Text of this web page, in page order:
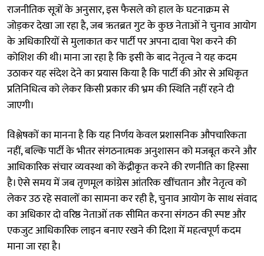
राजनीतिक सूत्रों के अनुसार, इस फैसले को हाल के घटनाक्रम से
जोड़कर देखा जा रहा है, जब ऋतब्रत गुट के कुछ नेताओं ने चुनाव आयोग
के अधिकारियों से मुलाकात कर पार्टी पर अपना दावा पेश करने की
कोशिश की थी। माना जा रहा है कि इसी के बाद नेतृत्व ने यह कदम
उठाकर यह संदेश देने का प्रयास किया है कि पार्टी की ओर से अधिकृत
प्रतिनिधित्व को लेकर किसी प्रकार की भ्रम की स्थिति नहीं रहने दी
जाएगी।
विश्लेषकों का मानना है कि यह निर्णय केवल प्रशासनिक औपचारिकता
नहीं, बल्कि पार्टी के भीतर संगठनात्मक अनुशासन को मजबूत करने और
आधिकारिक संचार व्यवस्था को केंद्रीकृत करने की रणनीति का हिस्सा
है। ऐसे समय में जब तृणमूल कांग्रेस आंतरिक खींचतान और नेतृत्व को
लेकर उठ रहे सवालों का सामना कर रही है, चुनाव आयोग के साथ संवाद
का अधिकार दो वरिष्ठ नेताओं तक सीमित करना संगठन की स्पष्ट और
एकजुट आधिकारिक लाइन बनाए रखने की दिशा में महत्वपूर्ण कदम
माना जा रहा है।